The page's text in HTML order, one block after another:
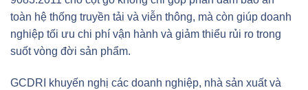
toàn hệ thống truyền tải và viễn thông, mà còn giúp doanh
nghiệp tối ưu chi phí vận hành và giảm thiểu rủi ro trong
suốt vòng đời sản phẩm.
GCDRI khuyến nghị các doanh nghiệp, nhà sản xuất và